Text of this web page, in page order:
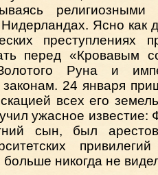
религиозными
Нидерландах. Ясно как
преступлениях
перед «Кровавым
Руна и
законам. 24 января
всех его
ужасное известие:
сын, был
никогда не